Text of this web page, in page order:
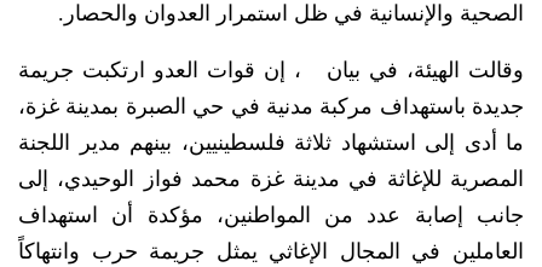
الصحية والإنسانية في ظل استمرار العدوان والحصار.
وقالت الهيئة، في بيان ، إن قوات العدو ارتكبت جريمة
جديدة باستهداف مركبة مدنية في حي الصبرة بمدينة غزة،
ما أدى إلى استشهاد ثلاثة فلسطينيين، بينهم مدير اللجنة
المصرية للإغاثة في مدينة غزة محمد فواز الوحيدي، إلى
جانب إصابة عدد من المواطنين، مؤكدة أن استهداف
العاملين في المجال الإغاثي يمثل جريمة حرب وانتهاكاً